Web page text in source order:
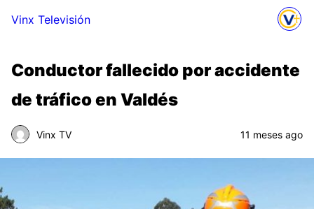
Vinx Televisión
Conductor fallecido por accidente
de tráfico en Valdés
Vinx TV 11 meses ago